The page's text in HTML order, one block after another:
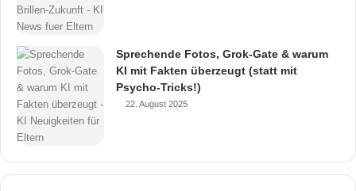
Sprechende Fotos, Grok-Gate & warum
KI mit Fakten überzeugt (statt mit
Psycho-Tricks!)
22. August 2025